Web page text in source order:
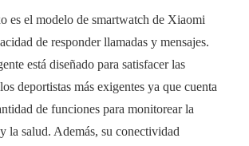
es el modelo de smartwatch de Xiaomi
de responder llamadas y mensajes.
está diseñado para satisfacer las
deportistas más exigentes ya que cuenta
de funciones para monitorear la
la salud. Además, su conectividad